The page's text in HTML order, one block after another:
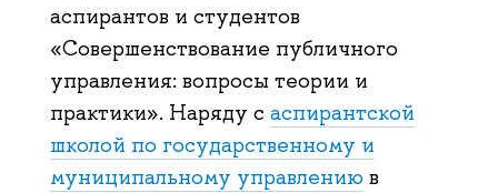
аспирантов и студентов
«Совершенствование публичного
управления: вопросы теории и
практики». Наряду с аспирантской
школой по государственному и
муниципальному управлению в